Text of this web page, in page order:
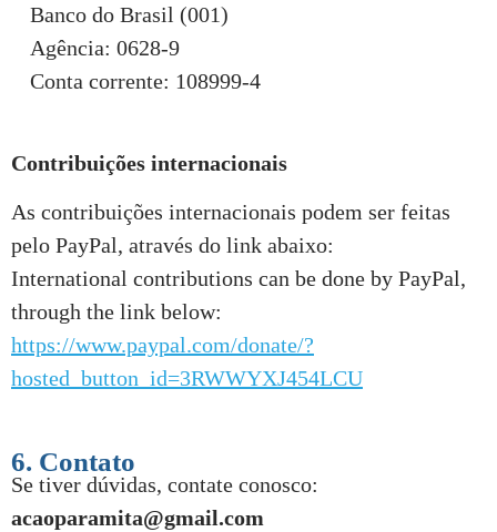
Banco do Brasil (001)
Agência: 0628-9
Conta corrente: 108999-4
Contribuições internacionais
As contribuições internacionais podem ser feitas
pelo PayPal, através do link abaixo:
International contributions can be done by PayPal,
through the link below:
https://www.paypal.com/donate/?
hosted_button_id=3RWWYXJ454LCU
6. Contato
Se tiver dúvidas, contate conosco:
acaoparamita@gmail.com